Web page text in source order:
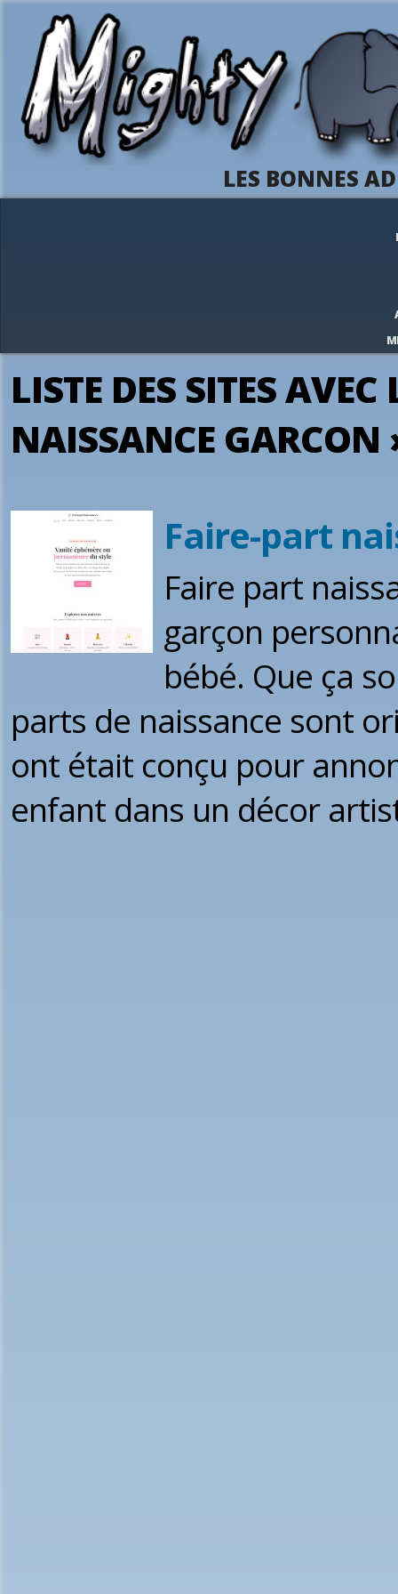
LES BONNES
LISTE DES SITES
NAISSANCE GARCON
Faire-part
Faire part
garçon
bébé. Que ça
parts de naissance sont
ont était conçu pour
enfant dans un décor